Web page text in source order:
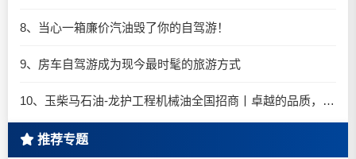
8、当心一箱廉价汽油毁了你的自驾游！
9、房车自驾游成为现今最时髦的旅游方式
10、玉柴马石油-龙护工程机械油全国招商丨卓越的品质，专业的品牌！
推荐专题